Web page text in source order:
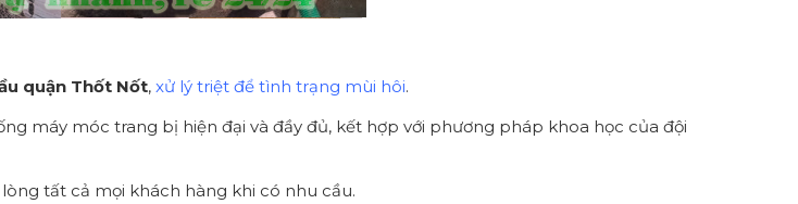
quận Thốt Nốt, xử lý triệt để tình trạng mùi hôi.
máy móc trang bị hiện đại và đầy đủ, kết hợp với phương pháp khoa học của đội
tất cả mọi khách hàng khi có nhu cầu.